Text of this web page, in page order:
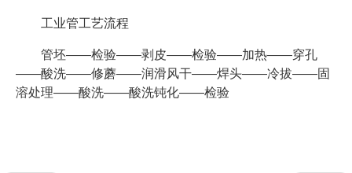
工业管工艺流程
管坯——检验——剥皮——检验——加热——穿孔
——酸洗——修蘑——润滑风干——焊头——冷拔——固
溶处理——酸洗——酸洗钝化——检验